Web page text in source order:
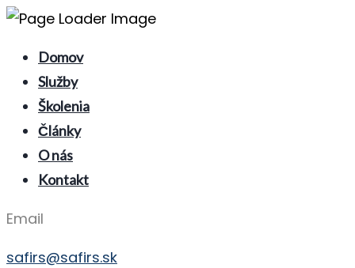
Domov
Služby
Školenia
Články
O nás
Kontakt
Email
safirs@safirs.sk